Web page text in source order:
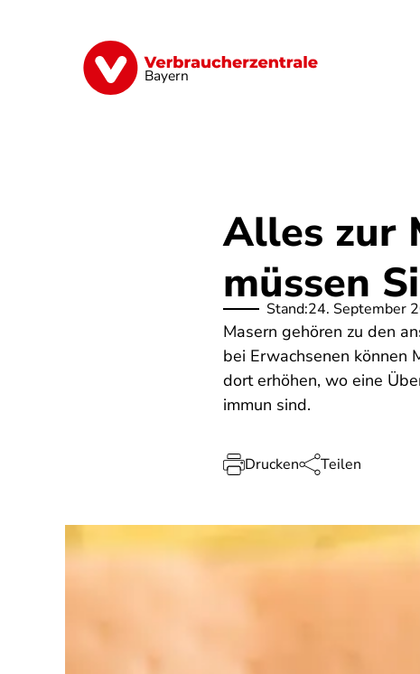
Bayern
Finanzen Digitales Lebensmittel
Alles zur
müssen
Stand:24. September
Masern gehören zu den
bei Erwachsenen können
dort erhöhen, wo eine
immun sind.
Drucken Teilen